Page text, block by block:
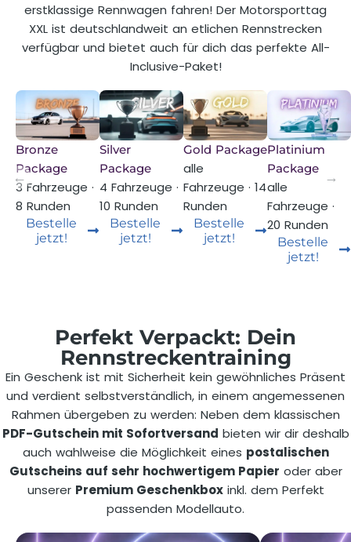
erstklassige Rennwagen fahren! Der Motorsporttag
XXL ist deutschlandweit an etlichen Rennstrecken
verfügbar und bietet auch für dich das perfekte All-
Inclusive-Paket!
←
Bronze
Package
3 Fahrzeuge ·
8 Runden
Bestelle
jetzt!
Silver
Package
4 Fahrzeuge ·
10 Runden
Bestelle
jetzt!
Gold Package
alle
Fahrzeuge · 14
Runden
Bestelle
jetzt!
Platinium
Package
alle
Fahrzeuge ·
20 Runden
Bestelle
jetzt!
→
Perfekt Verpackt: Dein
Rennstreckentraining
Ein Geschenk ist mit Sicherheit kein gewöhnliches Präsent
und verdient selbstverständlich, in einem angemessenen
Rahmen übergeben zu werden: Neben dem klassischen
PDF-Gutschein mit Sofortversand bieten wir dir deshalb
auch wahlweise die Möglichkeit eines postalischen
Gutscheins auf sehr hochwertigem Papier oder aber
unserer Premium Geschenkboxinkl. dem Perfekt
passenden Modellauto.